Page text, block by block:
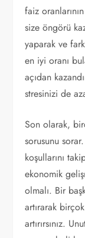
faiz
size öngörü
yaparak ve
en iyi oranı
açıdan
stresinizi de
Son olarak,
sorusunu
koşullarını
ekonomik
olmalı. Bir
artırarak birçok
artırırsınız.